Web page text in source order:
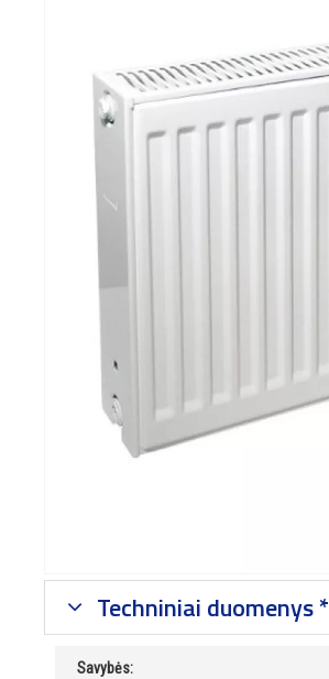
Techniniai duomenys *
Savybės: